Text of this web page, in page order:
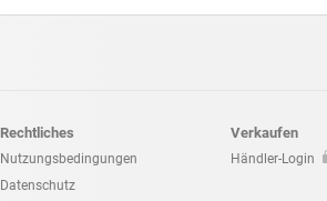
Rechtliches
Nutzungsbedingungen
Datenschutz
Verkaufen
Händler-Login